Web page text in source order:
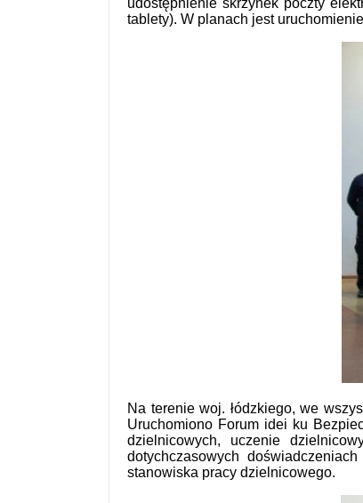
udostępnienie skrzynek poczty
tablety). W planach jest
Na terenie woj. łódzkiego, we
Uruchomiono Forum idei ku
dzielnicowych, uczenie
dotychczasowych
stanowiska pracy dzielnicowego.